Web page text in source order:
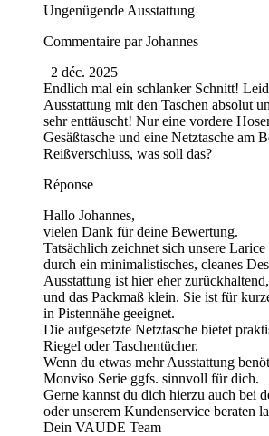
Ungenügende Ausstattung
Commentaire parJohannes
2 déc. 2025
Endlich mal ein schlanker Schnitt!
Ausstattung mit den Taschen absolut
sehr enttäuscht! Nur eine vordere
Gesäßtasche und eine Netztasche am
Reißverschluss, was soll das?
Réponse
Hallo Johannes,
vielen Dank für deine Bewertung.
Tatsächlich zeichnet sich unsere
durch ein minimalistisches, cleanes
Ausstattung ist hier eher
und das Packmaß klein. Sie ist für
in Pistennähe geeignet.
Die aufgesetzte Netztasche bietet
Riegel oder Taschentücher.
Wenn du etwas mehr Ausstattung
Monviso Serie ggfs. sinnvoll für dich.
Gerne kannst du dich hierzu auch bei
oder unserem Kundenservice beraten
Dein VAUDE Team